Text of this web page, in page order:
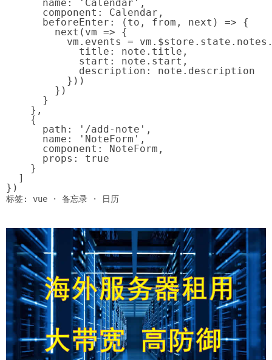
      name: 'Calendar',
      component: Calendar,
      beforeEnter: (to, from, next) => {
        next(vm => {
vm.events =
            title: note.title,
            start: note.start,
            description: note.description
          }))
        })
      }
    },
    {
      path: '/add-note',
      name: 'NoteForm',
      component: NoteForm,
      props: true
    }
  ]
})
标签: vue · 备忘录 · 日历